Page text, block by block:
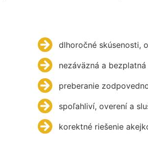
dlhoročné skúsenosti,
nezáväzná a
preberanie
spoľahliví, overení a
korektné riešenie